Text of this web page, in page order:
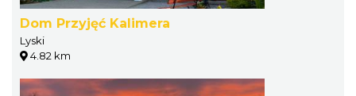
Dom Przyjęć Kalimera
Lyski
4.82 km